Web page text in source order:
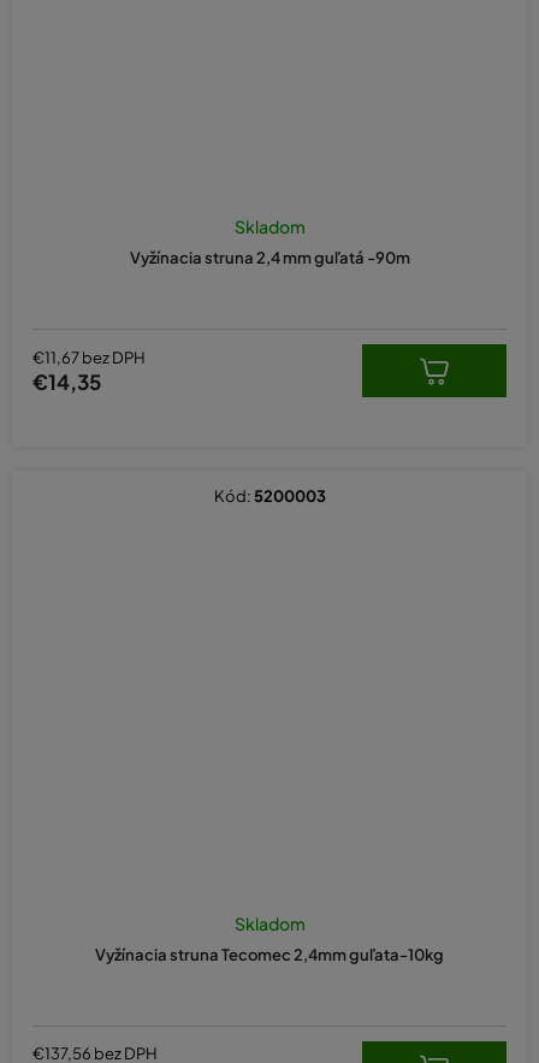
Vyžínacia struna 2,4 mm guľatá -90m
Skladom
€11,67 bez DPH
€14,35
Vyžínacia struna Tecomec 2,4mm guľata-10kg
Skladom
€137,56 bez DPH
Kód: 5200003